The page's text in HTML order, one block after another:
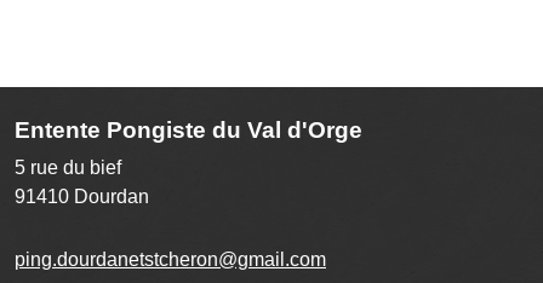
Entente Pongiste du Val d'Orge
5 rue du bief
91410 Dourdan
ping.dourdanetstcheron@gmail.com